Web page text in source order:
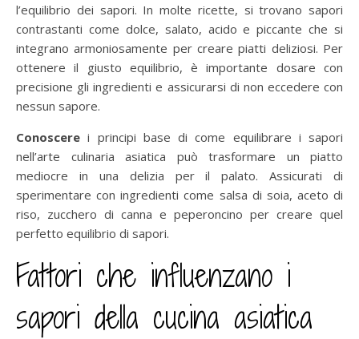
l’equilibrio dei sapori. In molte ricette, si trovano sapori
contrastanti come dolce, salato, acido e piccante che si
integrano armoniosamente per creare piatti deliziosi. Per
ottenere il giusto equilibrio, è importante dosare con
precisione gli ingredienti e assicurarsi di non eccedere con
nessun sapore.
Conoscere i principi base di come equilibrare i sapori
nell’arte culinaria asiatica può trasformare un piatto
mediocre in una delizia per il palato. Assicurati di
sperimentare con ingredienti come salsa di soia, aceto di
riso, zucchero di canna e peperoncino per creare quel
perfetto equilibrio di sapori.
Fattori che influenzano i
sapori della cucina asiatica